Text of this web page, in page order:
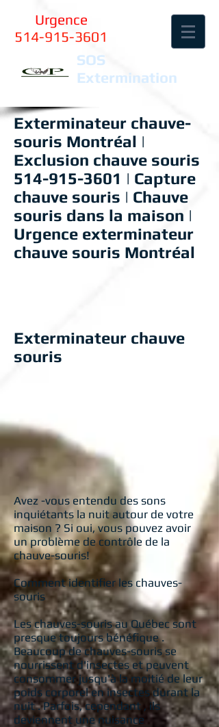
SOS
Extermination
Urgence
514-915-3601
Exterminateur chauve-
souris Montréal |
Exclusion chauve souris
514-915-3601 | Capture
chauve souris | Chauve
souris dans la maison |
Urgence exterminateur
chauve souris Montréal
Exterminateur chauve
souris
Avez -vous entendu des sons
inquiétants la nuit autour de votre
maison ? Si oui, vous pouvez avoir
un problème de contrôle de la
chauve-souris!
Comment identifier les chauves-
souris
Les chauves-souris au Québec sont
presque toujours bénéfique .
Beaucoup de chauves-souris se
nourrissent d'insectes et peuvent
consommer jusqu'à la moitié de leur
poids corporel en insectes durant la
nuit . Parfois, cependant , ils
deviennent une nuisance